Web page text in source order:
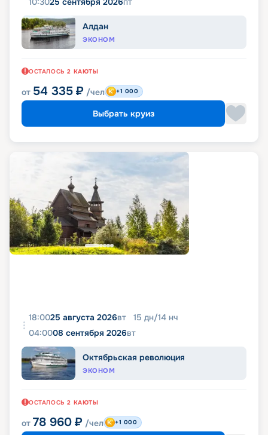
Алдан
ЭКОНОМ
ОСТАЛОСЬ 2 КАЮТЫ
от 54 335 ₽ /чел +1 000
Выбрать круиз
18:0025 августа 2026вт 15 дн/14 нч
04:0008 сентября 2026вт
Октябрьская революция
ЭКОНОМ
ОСТАЛОСЬ 2 КАЮТЫ
от 78 960 ₽ /чел +1 000